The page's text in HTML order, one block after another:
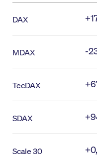
DAX
MDAX -
TecDAX
SDAX
Scale 30